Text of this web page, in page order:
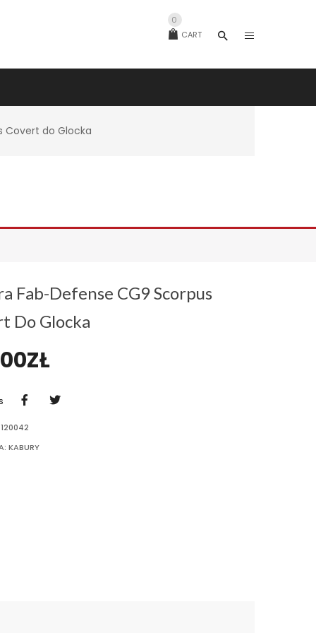
CART
0
Covert do Glocka
Fab-Defense CG9 Scorpus
Do Glocka
ZŁ
KABURY